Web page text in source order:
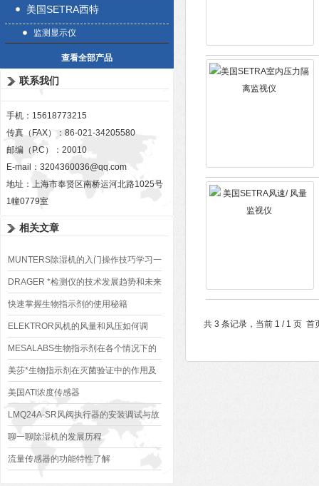
美国SETRA西特
监测显示仪
查看全部产品
联系我们
手机：15618773215
传真（FAX）：86-021-34205580
邮编（P.C）：20010
E-mail： 3204360036@qq.com
地址：上海市奉贤区南桥运河北路1025号
1幢0779室
相关文章
MUNTERS除湿机的入门操作技巧学习一
下
DRAGER *检测仪的技术发展趋势和未来
应用前景如何？
快速掌握生物指示剂的使用秘籍
ELEKTROR风机的风量和风压如何调
节？
MESALABS生物指示剂在各个情况下的
具体应用
美莎*生物指示剂在灭菌验证中的作用及
应用标准
美国ATI浓度传感器
LMQ24A-SR风阀执行器的安装调试与故
障排除
聊一聊除湿机的发展历程
流量传感器的功能特性了解
共 3 条记录，当前 1 / 1 页